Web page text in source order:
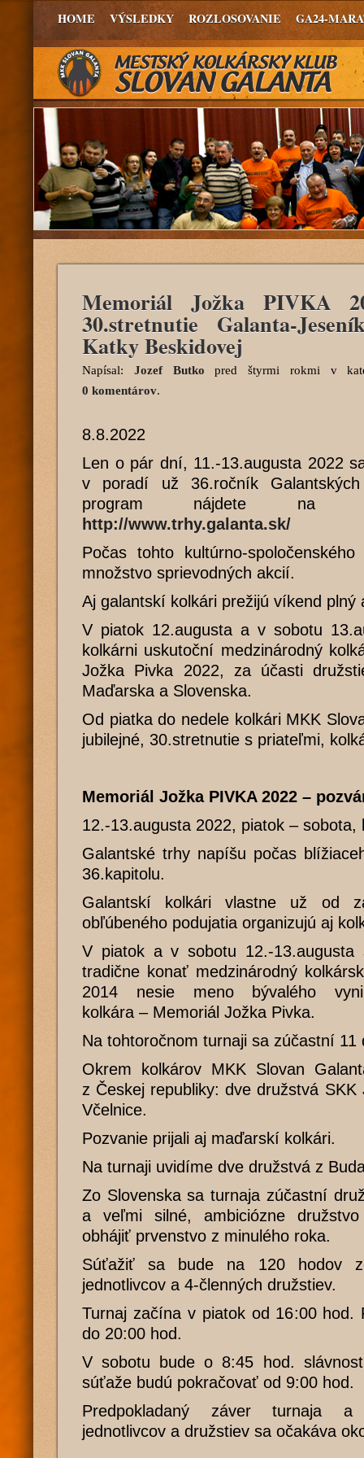
HOME VÝSLEDKY ROZLOSOVANIE GA24-
Memoriál Jožka PIVKA
30.stretnutie Galanta-
Katky Beskidovej
Napísal: Jozef Butko pred štyrmi rokmi v
0 komentárov.
8.8.2022
Len o pár dní, 11.-13.augusta 2022
v poradí už 36.ročník
program nájdete na
http://www.trhy.galanta.sk/
Počas tohto kultúrno-
množstvo sprievodných akcií.
Aj galantskí kolkári prežijú víkend plný
V piatok 12.augusta a v sobotu
kolkárni uskutoční medzinárodný
Jožka Pivka 2022, za účasti
Maďarska a Slovenska.
Od piatka do nedele kolkári MKK
jubilejné, 30.stretnutie s priateľmi,
Memoriál Jožka PIVKA 2022 –
12.-13.augusta 2022, piatok – sobota,
Galantské trhy napíšu počas
36.kapitolu.
Galantskí kolkári vlastne už od
obľúbeného podujatia organizujú aj
V piatok a v sobotu 12.-
tradične konať medzinárodný
2014 nesie meno bývalého
kolkára – Memoriál Jožka Pivka.
Na tohtoročnom turnaji sa zúčastní 11
Okrem kolkárov MKK Slovan
z Českej republiky: dve družstvá
Včelnice.
Pozvanie prijali aj maďarskí kolkári.
Na turnaji uvidíme dve družstvá z
Zo Slovenska sa turnaja zúčastní
a veľmi silné, ambiciózne
obhájiť prvenstvo z minulého roka.
Súťažiť sa bude na 120 hodov
jednotlivcov a 4-členných družstiev.
Turnaj začína v piatok od 16:00 hod.
do 20:00 hod.
V sobotu bude o 8:45 hod.
súťaže budú pokračovať od 9:00 hod.
Predpokladaný záver turnaja a
jednotlivcov a družstiev sa očakáva